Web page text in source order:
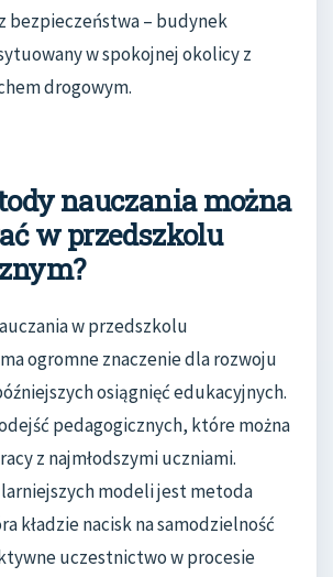
bezpieczeństwa – budynek
w spokojnej okolicy z
drogowym.
nauczania można
w przedszkolu
w przedszkolu
ogromne znaczenie dla rozwoju
osiągnięć edukacyjnych.
pedagogicznych, które można
z najmłodszymi uczniami.
modeli jest metoda
kładzie nacisk na samodzielność
uczestnictwo w procesie